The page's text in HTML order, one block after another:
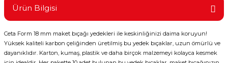
Ürün Bilgisi
Ceta Form 18 mm maket bıçağı yedekleri ile keskinliğinizi daima koruyun!
Yüksek kaliteli karbon çeliğinden üretilmiş bu yedek bıçaklar, uzun ömürlü ve
dayanıklıdır. Karton, kumaş, plastik ve daha birçok malzemeyi kolayca kesmek